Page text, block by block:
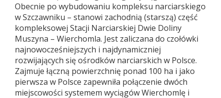
Obecnie po wybudowaniu kompleksu narciarskiego
w Szczawniku – stanowi zachodnią (starszą) część
kompleksowej Stacji Narciarskiej Dwie Doliny
Muszyna – Wierchomla. Jest zaliczana do czołówki
najnowocześniejszych i najdynamiczniej
rozwijających się ośrodków narciarskich w Polsce.
Zajmuje łączną powierzchnię ponad 100 ha i jako
pierwsza w Polsce zapewniła połączenie dwóch
miejscowości systemem wyciągów Wierchomlę i